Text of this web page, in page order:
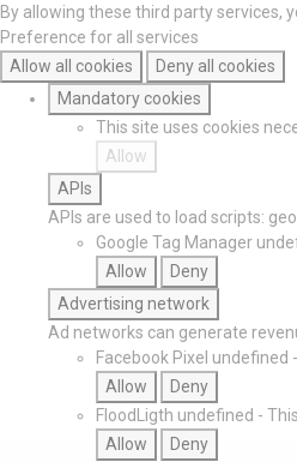
By allowing these third party services,
Preference for all services
Allow all cookies
Deny all cookies
Mandatory cookies
This site uses cookies
Allow
APIs
APIs are used to load scripts:
Google Tag Manager
Allow
Deny
Advertising network
Ad networks can generate
Facebook Pixel undefined -
Allow
Deny
FloodLigth undefined -
Allow
Deny